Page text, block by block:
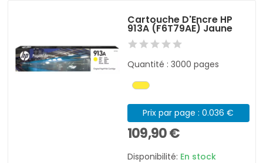
Cartouche D'Encre HP
913A (F6T79AE) Jaune
Quantité : 3000 pages
Prix par page : 0.036 €
109,90 €
Disponibilité: En stock